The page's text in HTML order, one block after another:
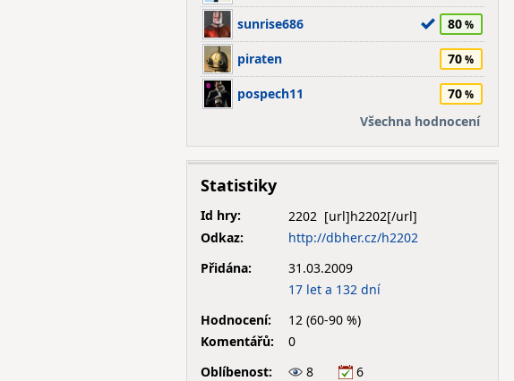
sunrise686 80
piraten 70
pospech11
70
Všechna hodnocení
Statistiky
Id hry:
2202
Odkaz:
http://dbher.cz/h2202
Přidána:
31.03.2009
17 let a 132 dní
Hodnocení:
12 (60-90 %)
Komentářů:
0
Oblíbenost:
8
6